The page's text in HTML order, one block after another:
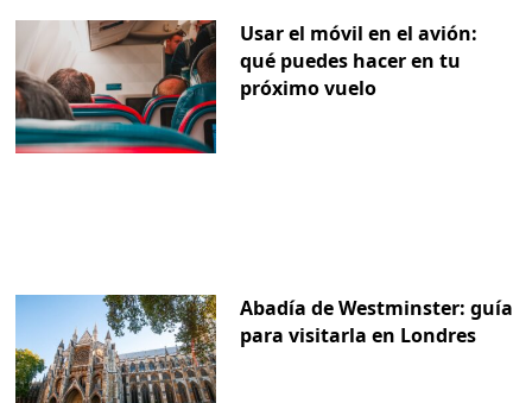
Usar el móvil en el avión:
qué puedes hacer en tu
próximo vuelo
Abadía de Westminster: guía
para visitarla en Londres